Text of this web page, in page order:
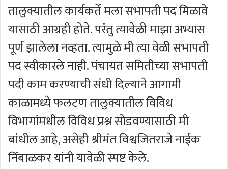
तालुक्यातील कार्यकर्ते मला सभापती पद मिळावे
यासाठी आग्रही होते. परंतु त्यावेळी माझा अभ्यास
पूर्ण झालेला नव्हता. त्यामुळे मी त्या वेळी सभापती
पद स्वीकारले नाही. पंचायत समितीच्या सभापती
पदी काम करण्याची संधी दिल्याने आगामी
काळामध्ये फलटण तालुक्यातील विविध
विभागांमधील विविध प्रश्न सोडवण्यासाठी मी
बांधील आहे, असेही श्रीमंत विश्वजितराजे नाईक
निंबाळकर यांनी यावेळी स्पष्ट केले.